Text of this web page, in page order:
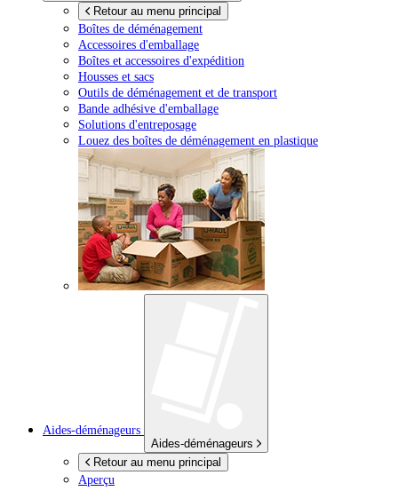
Retour au menu principal
Boîtes de déménagement
Accessoires d'emballage
Boîtes et accessoires d'expédition
Housses et sacs
Outils de déménagement et de transport
Bande adhésive d'emballage
Solutions d'entreposage
Louez des boîtes de déménagement en plastique
Aides-déménageurs
Aides-déménageurs
Retour au menu principal
Aperçu